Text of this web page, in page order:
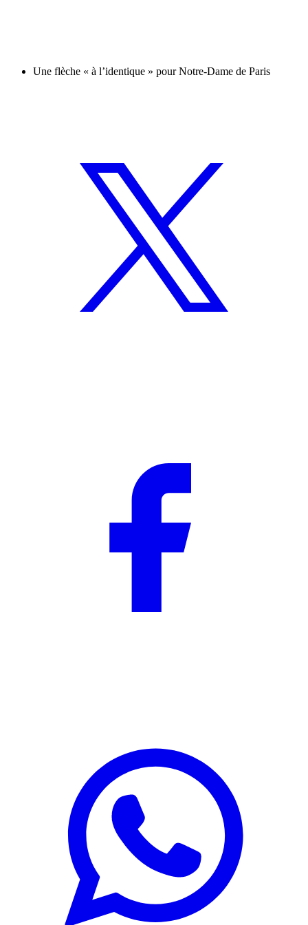
Une flèche « à l’identique » pour Notre-Dame de Paris